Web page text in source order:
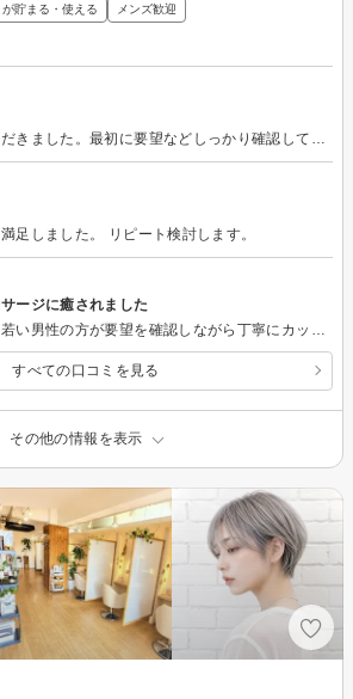
が貯まる・使える メンズ歓迎
足しました。 リピート検討します。
ージに癒されました
すべての口コミを見る
その他の情報を表示